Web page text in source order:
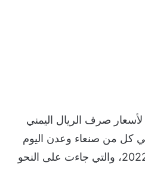
صرف الريال اليمني
كل من صنعاء وعدن اليوم
الأربعاء، 12/تشرين الأول/2022، والتي جاءت على النحو